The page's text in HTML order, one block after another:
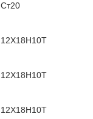
Ст20
12Х18Н10Т
12Х18Н10Т
12Х18Н10Т